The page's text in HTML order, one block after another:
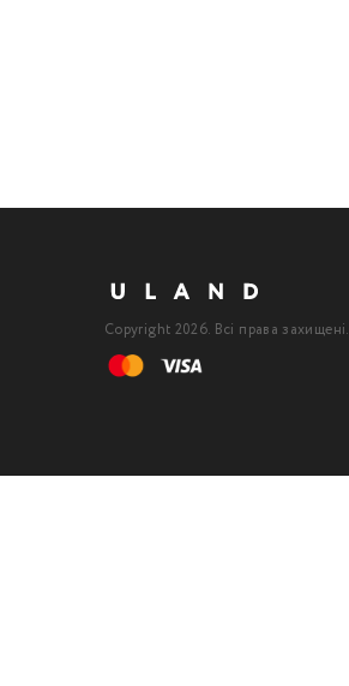
Copyright 2026. Всі права захищені.